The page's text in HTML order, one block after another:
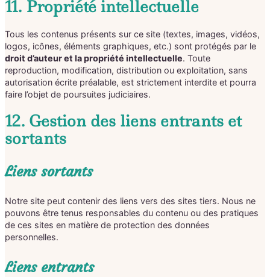
11. Propriété intellectuelle
Tous les contenus présents sur ce site (textes, images, vidéos,
logos, icônes, éléments graphiques, etc.) sont protégés par le
droit d’auteur et la propriété intellectuelle. Toute
reproduction, modification, distribution ou exploitation, sans
autorisation écrite préalable, est strictement interdite et pourra
faire l’objet de poursuites judiciaires.
12. Gestion des liens entrants et
sortants
Liens sortants
Notre site peut contenir des liens vers des sites tiers. Nous ne
pouvons être tenus responsables du contenu ou des pratiques
de ces sites en matière de protection des données
personnelles.
Liens entrants